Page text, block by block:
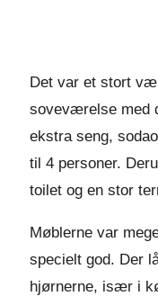
Det var et stort
soveværelse med
ekstra seng,
til 4 personer.
toilet og en stor
Møblerne var
specielt god. Der
hjørnerne, især i